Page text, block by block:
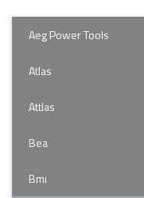
Aeg Power Tools
Atlas
Attlas
Bea
Bmı